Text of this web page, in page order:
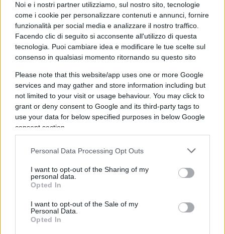
Noi e i nostri partner utilizziamo, sul nostro sito, tecnologie
come i cookie per personalizzare contenuti e annunci, fornire
funzionalità per social media e analizzare il nostro traffico.
Facendo clic di seguito si acconsente all'utilizzo di questa
tecnologia. Puoi cambiare idea e modificare le tue scelte sul
consenso in qualsiasi momento ritornando su questo sito
Please note that this website/app uses one or more Google
services and may gather and store information including but
not limited to your visit or usage behaviour. You may click to
grant or deny consent to Google and its third-party tags to
use your data for below specified purposes in below Google
consent section.
Personal Data Processing Opt Outs
I want to opt-out of the Sharing of my
personal data.
Opted In
I want to opt-out of the Sale of my
Personal Data.
Opted In
diEnrico Foscarini
12 Febbraio 2026, 11:55
Draghi scopre (ora) i limiti
dell’Europa
diEnrico Foscarini